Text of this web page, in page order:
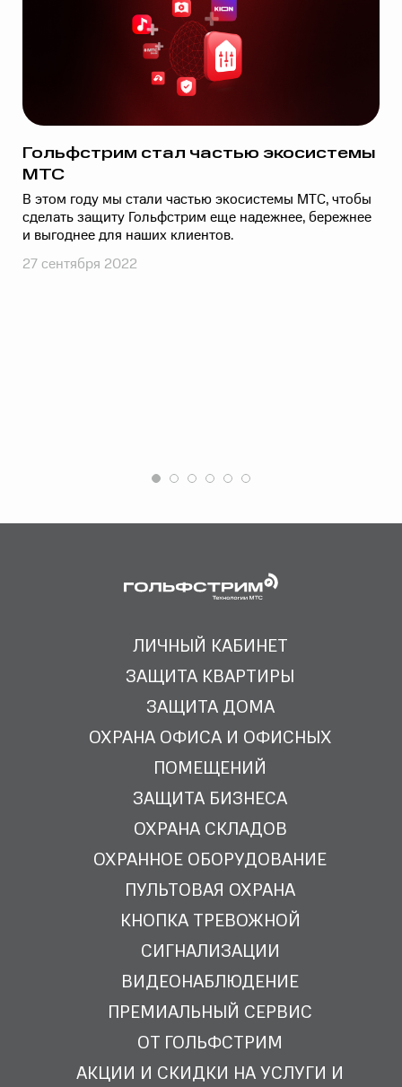
Гольфстрим стал частью экосистемы
МТС
В этом году мы стали частью экосистемы МТС, чтобы
сделать защиту Гольфстрим еще надежнее, бережнее
и выгоднее для наших клиентов.
27 сентября 2022
ЛИЧНЫЙ КАБИНЕТ
ЗАЩИТА КВАРТИРЫ
ЗАЩИТА ДОМА
ОХРАНА ОФИСА И ОФИСНЫХ
ПОМЕЩЕНИЙ
ЗАЩИТА БИЗНЕСА
ОХРАНА СКЛАДОВ
ОХРАННОЕ ОБОРУДОВАНИЕ
ПУЛЬТОВАЯ ОХРАНА
КНОПКА ТРЕВОЖНОЙ
СИГНАЛИЗАЦИИ
ВИДЕОНАБЛЮДЕНИЕ
ПРЕМИАЛЬНЫЙ СЕРВИС
ОТ ГОЛЬФСТРИМ
АКЦИИ И СКИДКИ НА УСЛУГИ И